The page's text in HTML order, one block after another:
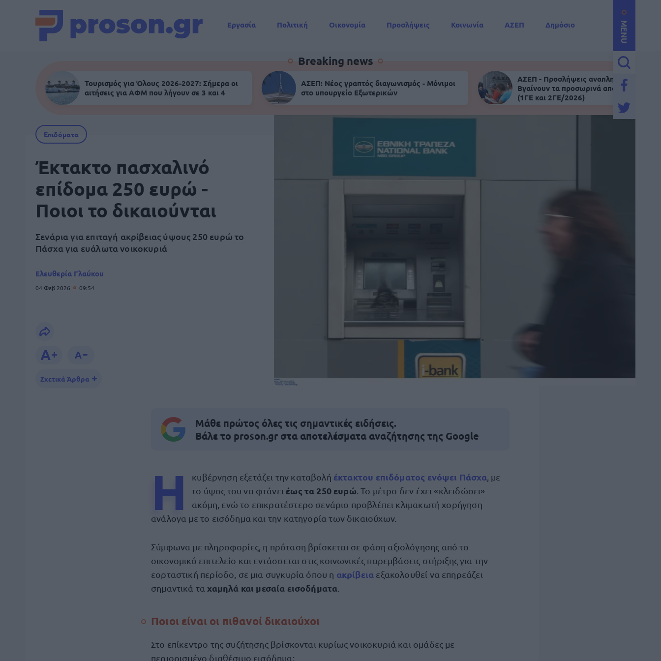
MENU
Εργασία Πολιτική Οικονομία Προσλήψεις Κοινωνία ΑΣΕΠ
Δημόσιο
Breaking news
Τουρισμός για Όλους 2026-2027: Σήμερα οι
αιτήσεις για ΑΦΜ που λήγουν σε 3 και 4
ΑΣΕΠ: Νέος γραπτός διαγωνισμός - Μόνιμοι
στο υπουργείο Εξωτερικών
ΑΣΕΠ - Προσλήψεις αναπληρωτών:
Βγαίνουν τα προσωρινά αποτελέσματα
(1ΓΕ και 2ΓΕ/2026)
Επιδόματα
Έκτακτο πασχαλινό
επίδομα 250 ευρώ -
Ποιοι το δικαιούνται
Σενάρια για επιταγή ακρίβειας ύψους 250 ευρώ το
Πάσχα για ευάλωτα νοικοκυριά
Ελευθερία Γλαύκου
04 Φεβ 2026 09:54
Σχετικά Άρθρα
Μάθε πρώτος όλες τις σημαντικές ειδήσεις.
Βάλε το proson.gr στα αποτελέσματα αναζήτησης της Google
Η κυβέρνηση εξετάζει την καταβολή έκτακτου επιδόματος ενόψει Πάσχα , με
το ύψος του να φτάνει έως τα 250 ευρώ . Το μέτρο δεν έχει «κλειδώσει»
ακόμη, ενώ το επικρατέστερο σενάριο προβλέπει κλιμακωτή χορήγηση
ανάλογα με το εισόδημα και την κατηγορία των δικαιούχων.
Σύμφωνα με πληροφορίες, η πρόταση βρίσκεται σε φάση αξιολόγησης από το
οικονομικό επιτελείο και εντάσσεται στις κοινωνικές παρεμβάσεις στήριξης για την
εορταστική περίοδο, σε μια συγκυρία όπου η ακρίβεια εξακολουθεί να επηρεάζει
σημαντικά τα χαμηλά και μεσαία εισοδήματα
Ποιοι είναι οι πιθανοί δικαιούχοι
Στο επίκεντρο της συζήτησης βρίσκονται κυρίως νοικοκυριά και ομάδες με
περιορισμένο διαθέσιμο εισόδημα: